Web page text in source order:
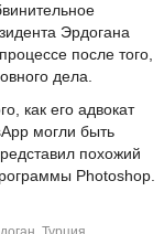
Эрдогана
после того,
дела.
как его адвокат
могли быть
похожий
Photoshop.